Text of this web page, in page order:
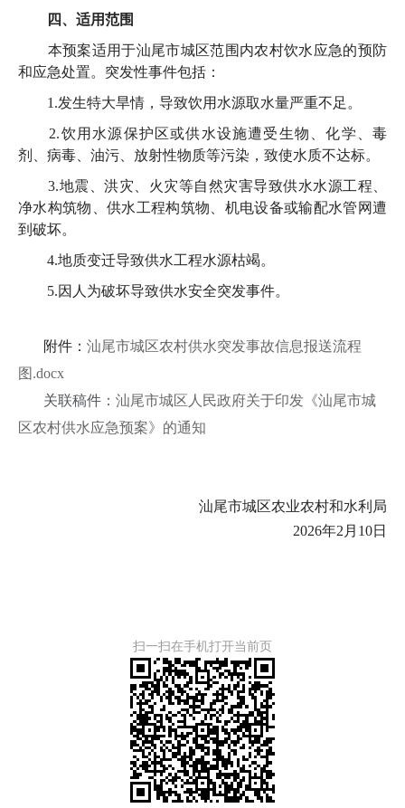
四、适用范围
本预案适用于汕尾市城区范围内农村饮水应急的预防
和应急处置。突发性事件包括：
1.发生特大旱情，导致饮用水源取水量严重不足。
2.饮用水源保护区或供水设施遭受生物、化学、毒
剂、病毒、油污、放射性物质等污染，致使水质不达标。
3.地震、洪灾、火灾等自然灾害导致供水水源工程、
净水构筑物、供水工程构筑物、机电设备或输配水管网遭
到破坏。
4.地质变迁导致供水工程水源枯竭。
5.因人为破坏导致供水安全突发事件。
附件： 汕尾市城区农村供水突发事故信息报送流程
图.docx
关联稿件： 汕尾市城区人民政府关于印发《汕尾市城
区农村供水应急预案》的通知
汕尾市城区农业农村和水利局
2026年2月10日
扫一扫在手机打开当前页